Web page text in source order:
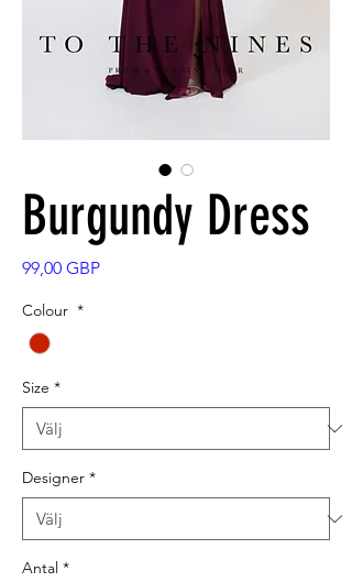
Burgundy Dress
99,00 GBPPris
Colour *
Size *
Designer *
Antal *